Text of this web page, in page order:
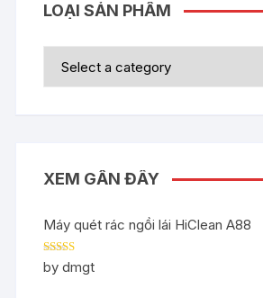
LOẠI SẢN PHẨM
XEM GẦN ĐÂY
Máy quét rác ngồi lái HiClean A88
Rated5out
of 5
by dmgt